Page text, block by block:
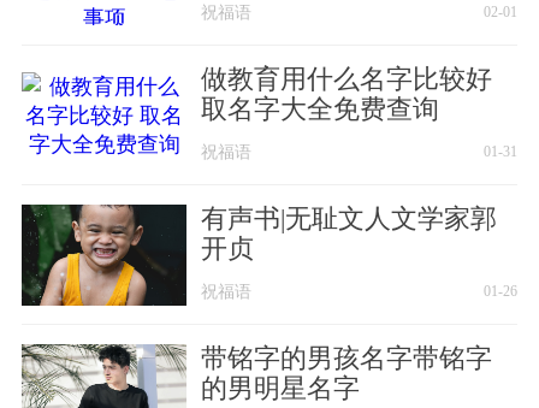
祝福语 02-01
做教育用什么名字比较好
取名字大全免费查询
祝福语 01-31
有声书|无耻文人文学家郭
开贞
祝福语 01-26
带铭字的男孩名字带铭字
的男明星名字